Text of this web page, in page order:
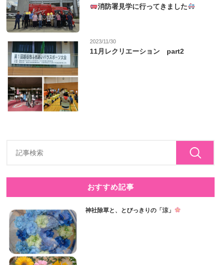
消防署見学に行ってきました
2023/11/30
11月レクリエーション part2
おすすめ記事
神社除草と、とびっきりの「涼」